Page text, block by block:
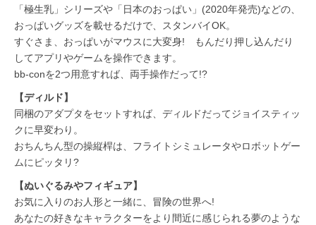
「極生乳」シリーズや「日本のおっぱい」(2020年発売)などの、
おっぱいグッズを載せるだけで、スタンバイOK。
すぐさま、おっぱいがマウスに大変身! もんだり押し込んだり
してアプリやゲームを操作できます。
bb-conを2つ用意すれば、両手操作だって!?
【ディルド】
同梱のアダプタをセットすれば、ディルドだってジョイスティッ
クに早変わり。
おちんちん型の操縦桿は、フライトシミュレータやロボットゲー
ムにピッタリ?
【ぬいぐるみやフィギュア】
お気に入りのお人形と一緒に、冒険の世界へ!
あなたの好きなキャラクターをより間近に感じられる夢のような